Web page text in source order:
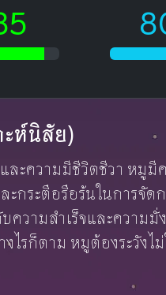
ะห์นิสัย)
ะความมีชีวิตชีวา หมูมี
กระตือรือร้นในการจัด
วามสำเร็จและความมั่
ไรก็ตาม หมูต้องระวังไ